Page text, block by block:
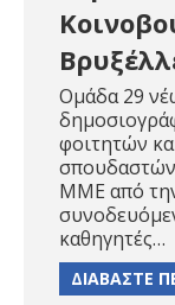
Ομάδα 29
φοιτητών
ΜΜΕ από
καθηγητές…
ΔΙΑΒΑΣΤΕ